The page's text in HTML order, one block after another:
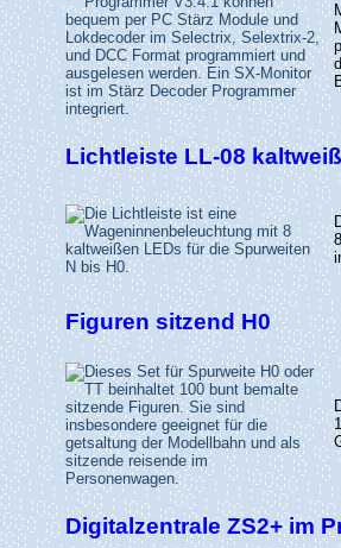
Lichtleiste LL-08
Figuren sitzend H0
Digitalzentrale ZS2+ im